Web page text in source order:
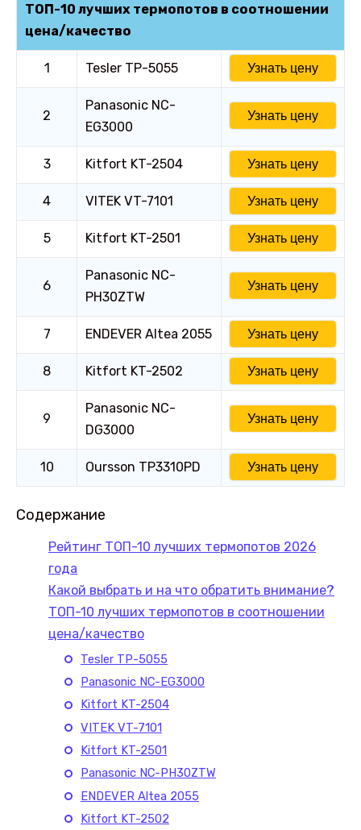
ТОП-10 лучших термопотов в соотношении
цена/качество
1 Tesler TP-5055 Узнать цену
2
Panasonic NC-
EG3000
Узнать цену
3 Kitfort KT-2504 Узнать цену
4 VITEK VT-7101 Узнать цену
5 Kitfort KT-2501 Узнать цену
6
Panasonic NC-
PH30ZTW
Узнать цену
7 ENDEVER Altea 2055 Узнать цену
8 Kitfort KT-2502 Узнать цену
9
Panasonic NC-
DG3000
Узнать цену
10 Oursson TP3310PD Узнать цену
Содержание
Рейтинг ТОП-10 лучших термопотов 2026
года
Какой выбрать и на что обратить внимание?
ТОП-10 лучших термопотов в соотношении
цена/качество
Tesler TP-5055
Panasonic NC-EG3000
Kitfort KT-2504
VITEK VT-7101
Kitfort KT-2501
Panasonic NC-PH30ZTW
ENDEVER Altea 2055
Kitfort KT-2502